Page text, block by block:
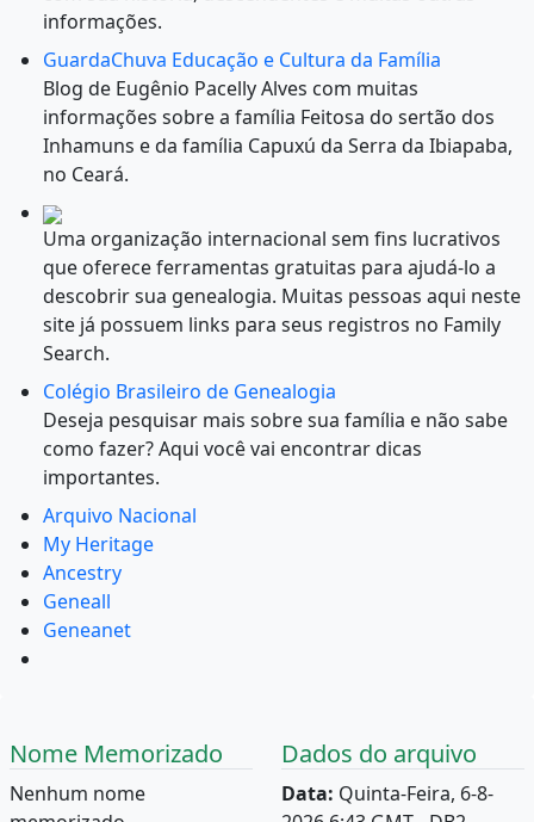
informações.
GuardaChuva Educação e Cultura da Família
Blog de Eugênio Pacelly Alves com muitas
informações sobre a família Feitosa do sertão dos
Inhamuns e da família Capuxú da Serra da Ibiapaba,
no Ceará.
Uma organização internacional sem fins lucrativos
que oferece ferramentas gratuitas para ajudá-lo a
descobrir sua genealogia. Muitas pessoas aqui neste
site já possuem links para seus registros no Family
Search.
Colégio Brasileiro de Genealogia
Deseja pesquisar mais sobre sua família e não sabe
como fazer? Aqui você vai encontrar dicas
importantes.
Arquivo Nacional
My Heritage
Ancestry
Geneall
Geneanet
Nome Memorizado
Nenhum nome
Dados do arquivo
Data: Quinta-Feira, 6-8-